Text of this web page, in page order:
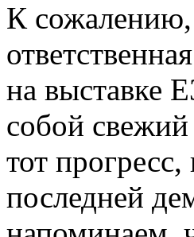
К
на выставке
собой
тот
последней